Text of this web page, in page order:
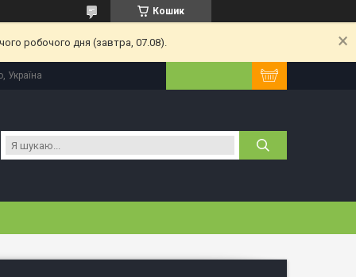
Кошик
робочого дня (завтра, 07.08).
Україна